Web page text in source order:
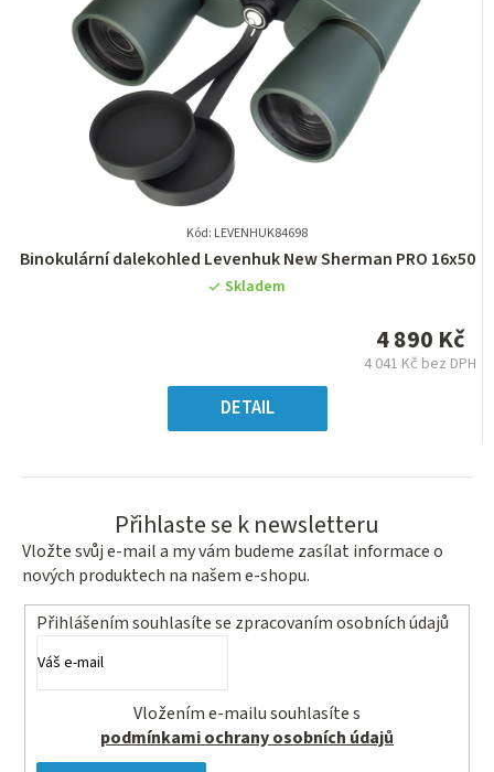
Kód: LEVENHUK84698
Průměrné
hodnocení
5
hvězdiček.
Binokulární dalekohled Levenhuk New Sherman PRO 16x50
Skladem
4 890 Kč
4 041 Kč bez DPH
DETAIL
Přihlaste se k newsletteru
Vložte svůj e-mail a my vám budeme zasílat informace o
nových produktech na našem e-shopu.
Přihlášením souhlasíte se zpracovaním osobních údajů
podmínkami ochrany osobních údajů